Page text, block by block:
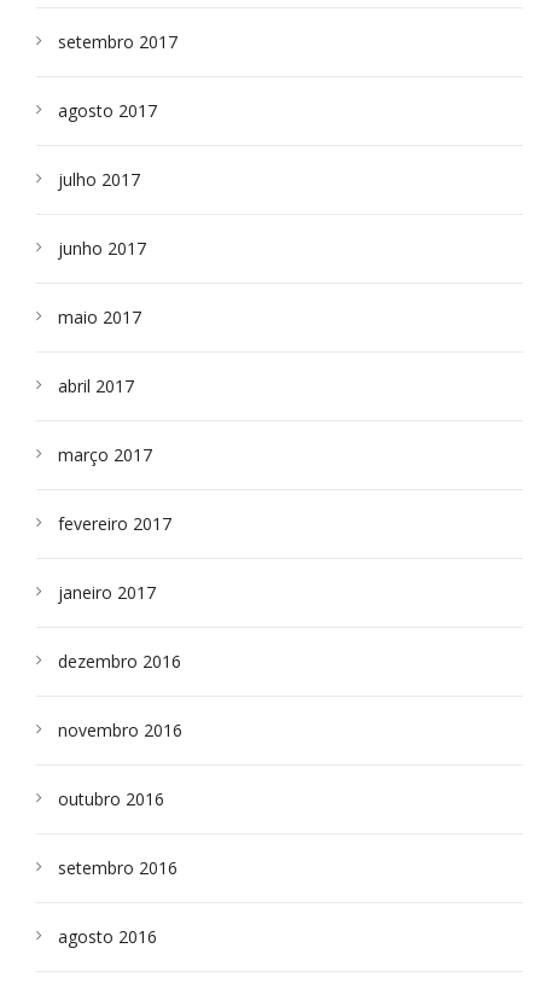
setembro 2017
agosto 2017
julho 2017
junho 2017
maio 2017
abril 2017
março 2017
fevereiro 2017
janeiro 2017
dezembro 2016
novembro 2016
outubro 2016
setembro 2016
agosto 2016